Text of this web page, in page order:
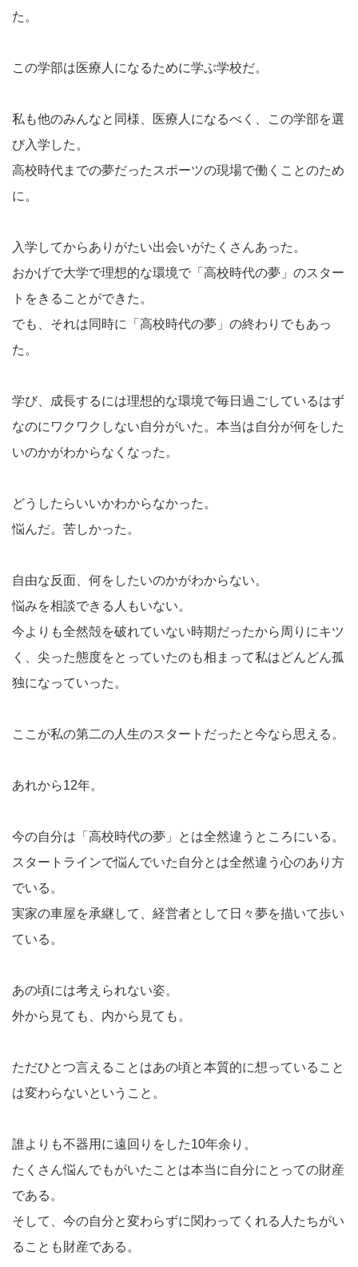
た。
この学部は医療人になるために学ぶ学校だ。
私も他のみんなと同様、医療人になるべく、この学部を選
び入学した。
高校時代までの夢だったスポーツの現場で働くことのため
に。
入学してからありがたい出会いがたくさんあった。
おかげで大学で理想的な環境で「高校時代の夢」のスター
トをきることができた。
でも、それは同時に「高校時代の夢」の終わりでもあっ
た。
学び、成長するには理想的な環境で毎日過ごしているはず
なのにワクワクしない自分がいた。本当は自分が何をした
いのかがわからなくなった。
どうしたらいいかわからなかった。
悩んだ。苦しかった。
自由な反面、何をしたいのかがわからない。
悩みを相談できる人もいない。
今よりも全然殻を破れていない時期だったから周りにキツ
く、尖った態度をとっていたのも相まって私はどんどん孤
独になっていった。
ここが私の第二の人生のスタートだったと今なら思える。
あれから12年。
今の自分は「高校時代の夢」とは全然違うところにいる。
スタートラインで悩んでいた自分とは全然違う心のあり方
でいる。
実家の車屋を承継して、経営者として日々夢を描いて歩い
ている。
あの頃には考えられない姿。
外から見ても、内から見ても。
ただひとつ言えることはあの頃と本質的に想っていること
は変わらないということ。
誰よりも不器用に遠回りをした10年余り。
たくさん悩んでもがいたことは本当に自分にとっての財産
である。
そして、今の自分と変わらずに関わってくれる人たちがい
ることも財産である。